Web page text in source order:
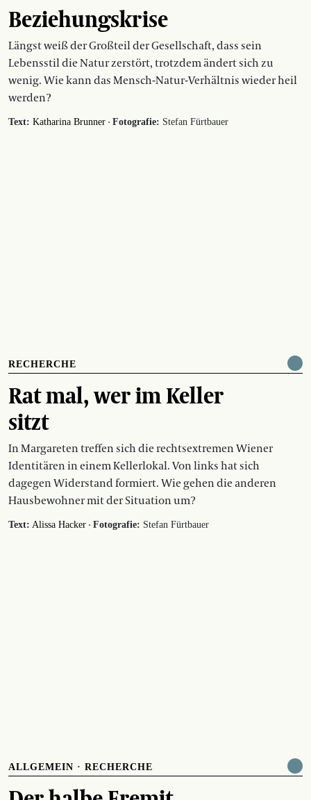
Beziehungskrise
Längst weiß der Großteil der Gesellschaft, dass sein
Lebensstil die Natur zerstört, trotzdem ändert sich zu
wenig. Wie kann das Mensch-Natur-Verhältnis wieder heil
werden?
Text: Katharina Brunner · Fotografie: Stefan Fürtbauer
RECHERCHE
Rat mal, wer im Keller
sitzt
In Margareten treffen sich die rechtsextremen Wiener
Identitären in einem Kellerlokal. Von links hat sich
dagegen Widerstand formiert. Wie gehen die anderen
Hausbewohner mit der Situation um?
Text: Alissa Hacker · Fotografie: Stefan Fürtbauer
ALLGEMEIN · RECHERCHE